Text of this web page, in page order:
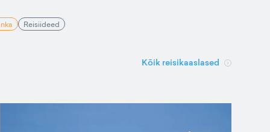
Reisiideed
Kõik reisikaaslased